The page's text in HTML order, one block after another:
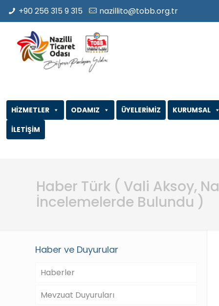
+90 256 315 9 315 nazillito@tobb.org.tr
ODAMIZ
HİZMETLER ÜYELERİMİZ
KURUMSAL
İLETİŞİM
Haber Türk ( Vali Aksoy,
İncelemelerde Bulundu )
Haber ve Duyurular
Haberler
Mevzuat Duyuruları